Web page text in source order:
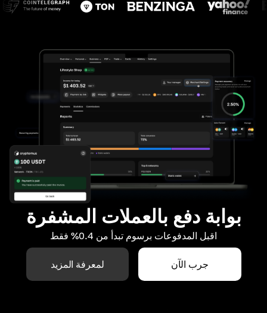
بوابة دفع بالعملات المشفرة
اقبل المدفوعات برسوم تبدأ من 0.4% فقط
جرب الآن لمعرفة المزيد